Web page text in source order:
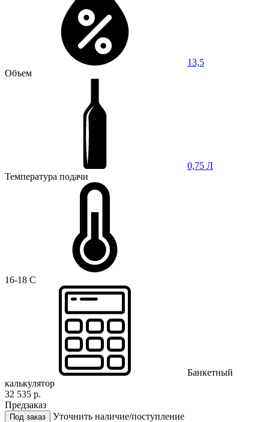
13,5
Объем
0,75 Л
Температура подачи
16-18 C
Банкетный
калькулятор
32 535 р.
Предзаказ
Под заказ
Уточнить наличие/поступление